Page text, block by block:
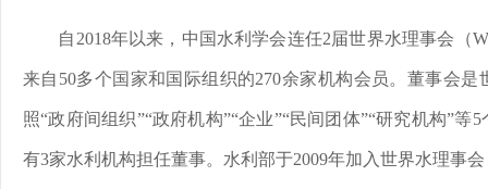
自2018年以来，中国水利学会连任2届世界水理事会（
来自50多个国家和国际组织的270余家机构会员。董事会
照“政府间组织”“政府机构”“企业”“民间团体”“研究机构”等
有3家水利机构担任董事。水利部于2009年加入世界水理事